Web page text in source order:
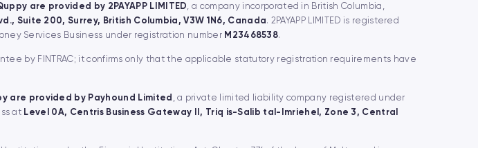
are provided by 2PAYAPP LIMITED, a company incorporated in British Columbia,
Suite 200, Surrey, British Columbia, V3W 1N6, Canada. 2PAYAPP LIMITED is registered
Services Business under registration number M23468538.
by FINTRAC; it confirms only that the applicable statutory registration requirements have
are provided by Payhound Limited , a private limited liability company registered under
at Level 0A, Centris Business Gateway II, Triq is-Salib tal-Imriehel, Zone 3, Central